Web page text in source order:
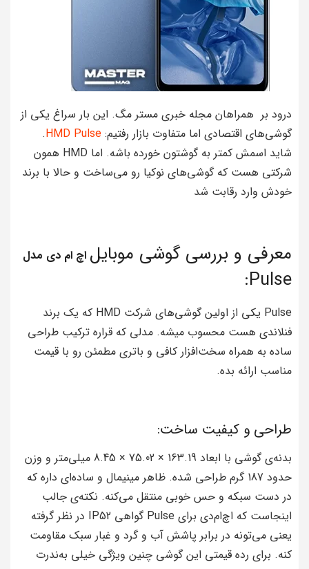
درود بر همراهان مجله خبری مستر مگ. این بار سراغ یکی از
گوشی‌های اقتصادی اما متفاوت بازار رفتیم: HMD Pulse
.
شاید اسمش کمتر به گوشتون خورده باشه. اما HMD همون
شرکتی هست که گوشی‌های نوکیا رو می‌ساخت و حالا با برند
خودش وارد رقابت شد
معرفی و بررسی گوشی موبایل اچ ام دی مدل
Pulse:
Pulse یکی از اولین گوشی‌های شرکت HMD که یک برند
فنلاندی هست محسوب میشه. مدلی که قراره ترکیب طراحی
ساده به همراه سخت‌افزار کافی و باتری مطمئن رو با قیمت
مناسب ارائه بده.
طراحی و کیفیت ساخت:
بدنه‌ی گوشی با ابعاد 163.19 × 75.02 × 8.45 میلی‌متر و وزن
حدود 187 گرم طراحی شده. ظاهر مینیمال و ساده‌ای داره که
در دست سبکه و حس خوبی منتقل می‌کنه. نکته‌ی جالب
اینجاست که اچ‌ام‌دی برای Pulse گواهی IP52 در نظر گرفته
یعنی می‌تونه در برابر پاشش آب و گرد و غبار سبک مقاومت
کنه. برای رده قیمتی این گوشی چنین ویژگی خیلی به‌ندرت